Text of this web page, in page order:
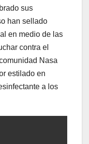
sus
han sellado
en medio de las
contra el
Nasa
estilado en
a los